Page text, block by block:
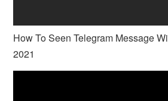
How To Seen Telegram Message
2021